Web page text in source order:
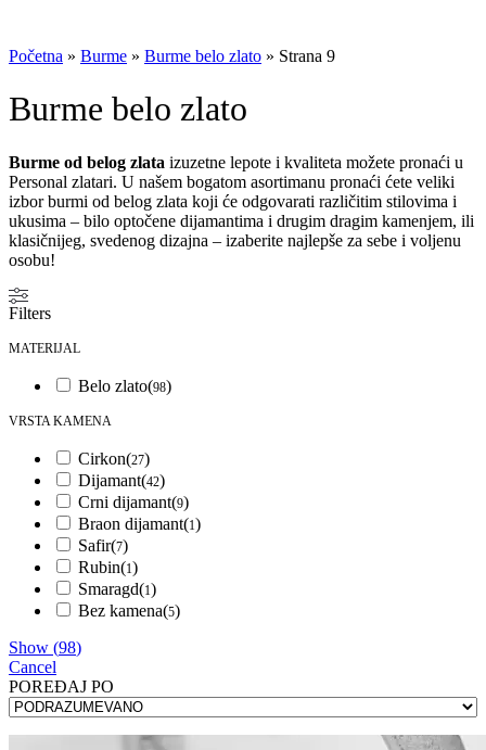
Početna » Burme » Burme belo zlato » Strana 9
Burme belo zlato
Burme od belog zlata izuzetne lepote i kvaliteta možete pronaći u
Personal zlatari. U našem bogatom asortimanu pronaći ćete veliki
izbor burmi od belog zlata koji će odgovarati različitim stilovima i
ukusima – bilo optočene dijamantima i drugim dragim kamenjem, ili
klasičnijeg, svedenog dizajna – izaberite najlepše za sebe i voljenu
osobu!
Filters
MATERIJAL
Belo zlato(98)
VRSTA KAMENA
Cirkon(27)
Dijamant(42)
Crni dijamant(9)
Braon dijamant(1)
Safir(7)
Rubin(1)
Smaragd(1)
Bez kamena(5)
Show (98)
Cancel
POREÐAJ PO